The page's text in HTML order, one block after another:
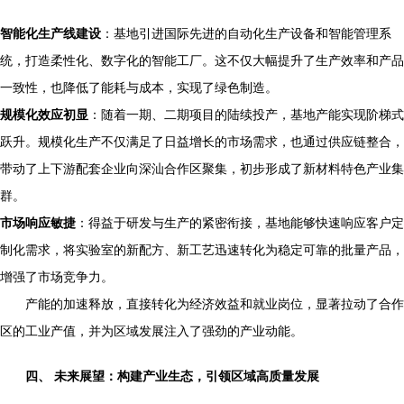
智能化生产线建设 ：基地引进国际先进的自动化生产设备和智能管理系
统，打造柔性化、数字化的智能工厂。这不仅大幅提升了生产效率和产品
一致性，也降低了能耗与成本，实现了绿色制造。
规模化效应初显 ：随着一期、二期项目的陆续投产，基地产能实现阶梯式
跃升。规模化生产不仅满足了日益增长的市场需求，也通过供应链整合，
带动了上下游配套企业向深汕合作区聚集，初步形成了新材料特色产业集
群。
市场响应敏捷 ：得益于研发与生产的紧密衔接，基地能够快速响应客户定
制化需求，将实验室的新配方、新工艺迅速转化为稳定可靠的批量产品，
增强了市场竞争力。
产能的加速释放，直接转化为经济效益和就业岗位，显著拉动了合作
区的工业产值，并为区域发展注入了强劲的产业动能。
四、 未来展望：构建产业生态，引领区域高质量发展